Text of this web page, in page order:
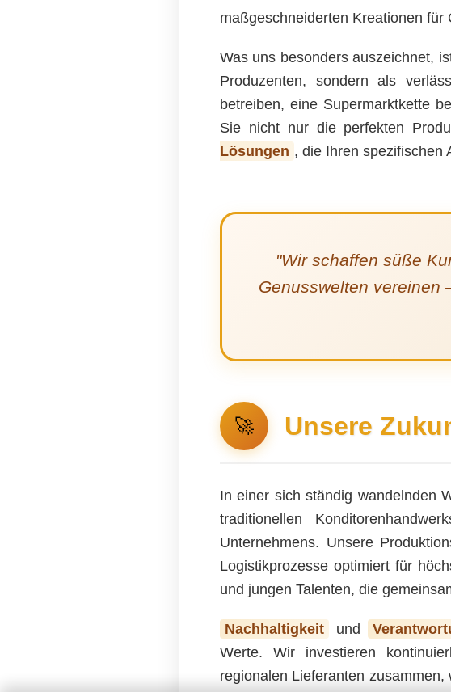
maßgeschneiderten Kreationen für
Was uns besonders auszeichnet,
Produzenten, sondern als
betreiben, eine Supermarktkette
Sie nicht nur die perfekten
Lösungen , die Ihren spezifischen
"Wir schaffen süße
Genusswelten vereinen
🚀 Unsere
In einer sich ständig wandelnden
traditionellen
Unternehmens. Unsere
Logistikprozesse optimiert für
und jungen Talenten, die
Nachhaltigkeit und
Werte. Wir investieren
regionalen Lieferanten